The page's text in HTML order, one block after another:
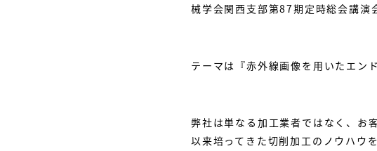
械学会関西支部第87期定時総会講演
テーマは『赤外線画像を用いたエン
弊社は単なる加工業者ではなく、お
以来培ってきた切削加工のノウハウ